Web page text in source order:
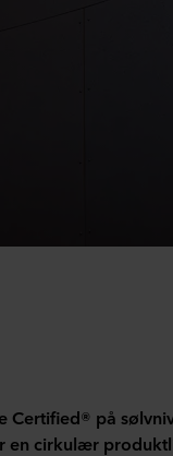
Certified® på
cirkulær